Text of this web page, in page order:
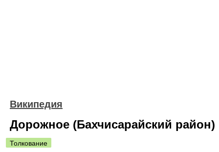
Википедия
Дорожное (Бахчисарайский район)
Толкование